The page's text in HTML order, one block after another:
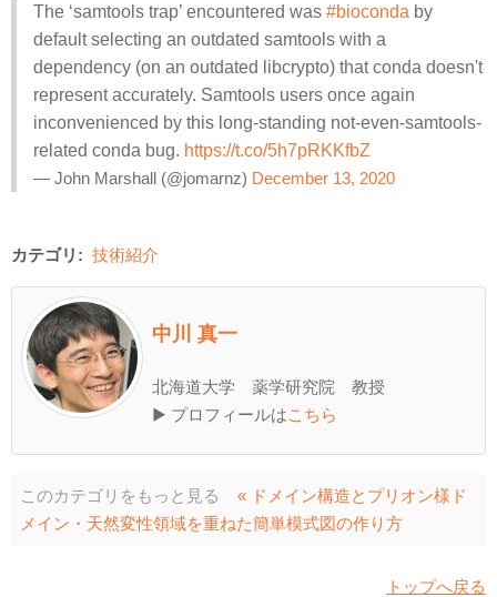
The ‘samtools trap’ encountered was #bioconda by
default selecting an outdated samtools with a
dependency (on an outdated libcrypto) that conda doesn't
represent accurately. Samtools users once again
inconvenienced by this long-standing not-even-samtools-
related conda bug. https://t.co/5h7pRKKfbZ
— John Marshall (@jomarnz) December 13, 2020
カテゴリ: 技術紹介
中川 真一
北海道大学 薬学研究院 教授
▶ プロフィールはこちら
このカテゴリをもっと見る
« ドメイン構造とプリオン様ド
メイン・天然変性領域を重ねた簡単模式図の作り方
トップへ戻る